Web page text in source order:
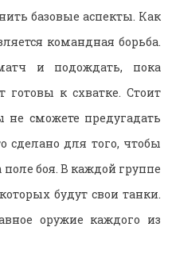
базовые аспекты. Как
командная борьба.
и подождать, пока
готовы к схватке. Стоит
не сможете предугадать
сделано для того, чтобы
боя. В каждой группе
будут свои танки.
оружие каждого из